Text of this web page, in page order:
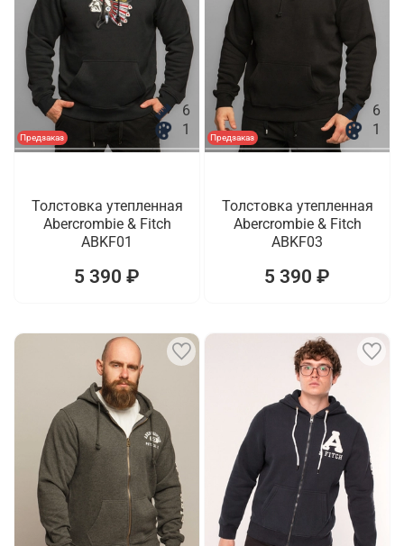
Предзаказ
6
1
Толстовка утепленная
Abercrombie & Fitch
ABKF01
5 390 ₽
Предзаказ
6
1
Толстовка утепленная
Abercrombie & Fitch
ABKF03
5 390 ₽